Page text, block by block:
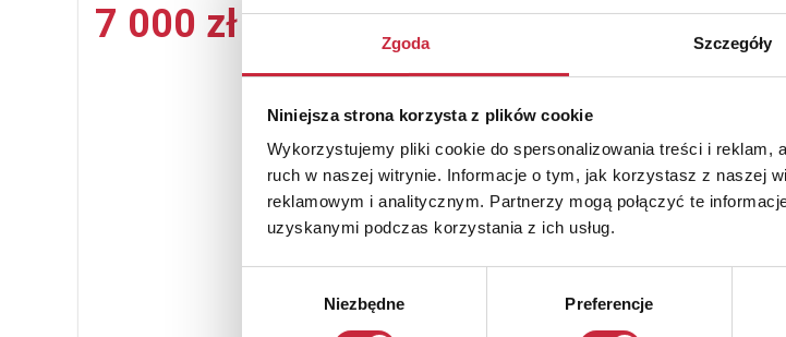
Zgoda Szczegóły
Niniejsza strona korzysta z plików cookie
Wykorzystujemy pliki cookie do spersonalizowania treści i reklam,
ruch w naszej witrynie. Informacje o tym, jak korzystasz z naszej
reklamowym i analitycznym. Partnerzy mogą połączyć te
uzyskanymi podczas korzystania z ich usług.
Niezbędne Preferencje
7 000 zł